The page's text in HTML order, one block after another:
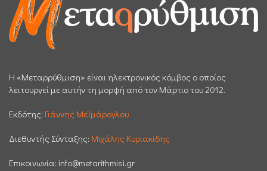
H «Μεταρρύθμιση» είναι ηλεκτρονικός κόμβος ο οποίος
λειτουργεί με αυτήν τη μορφή από τον Μάρτιο του 2012.
Εκδότης: Γιάννης Μεϊμάρογλου
Διεθυντής Σύνταξης: Μιχάλης Κυριακίδης
Επικοινωνία: info@metarithmisi.gr